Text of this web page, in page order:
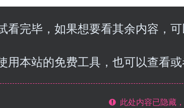
看完毕，如果想要看其余内容，可
用本站的免费工具，也可以查看或
此处内容已隐藏